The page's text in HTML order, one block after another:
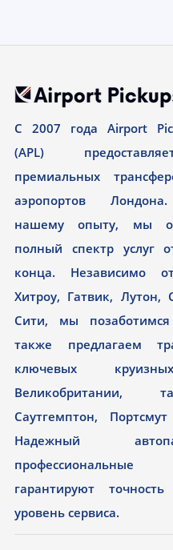
С 2007 года Airport
(APL)
премиальных
аэропортов
нашему опыту, мы
полный спектр услуг
конца. Независимо
Хитроу, Гатвик, Лутон,
Сити, мы
также предлагаем
ключевых
Великобритании,
Саутгемптон,
Надежный
гарантируют
уровень сервиса.